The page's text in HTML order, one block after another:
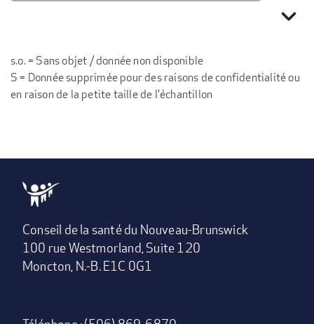
expand_more
s.o. = Sans objet / donnée non disponible
S = Donnée supprimée pour des raisons de confidentialité ou
en raison de la petite taille de l'échantillon
Conseil de la santé du Nouveau-Brunswick
100 rue Westmorland, Suite 120
Moncton, N.-B. E1C 0G1